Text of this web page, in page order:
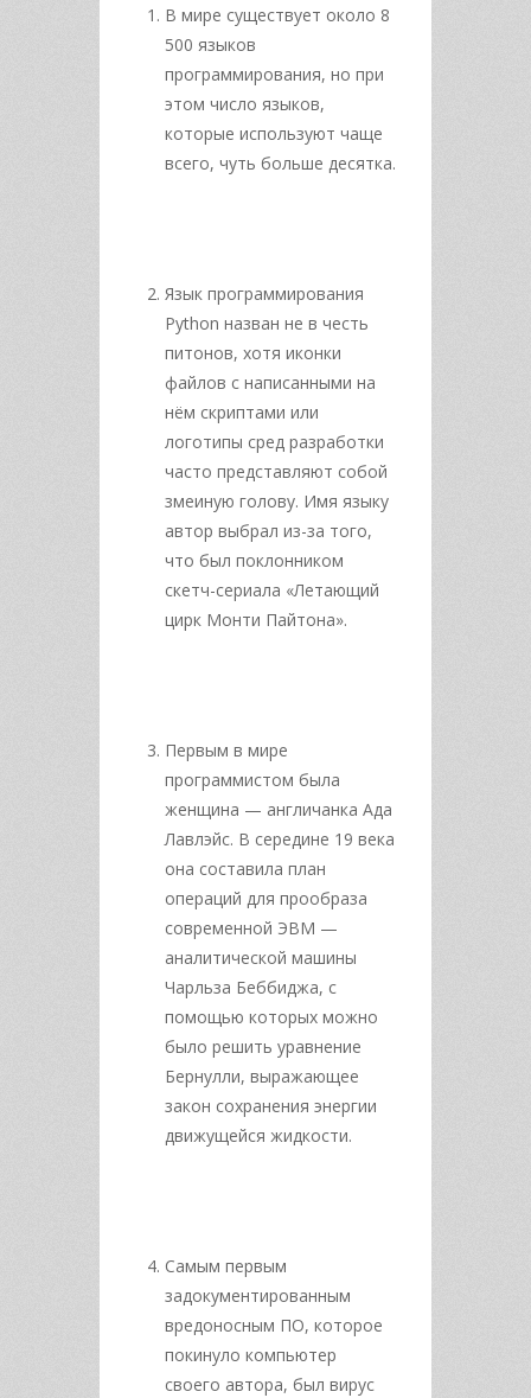
В мире существует около 8
500 языков
программирования, но при
этом число языков,
которые используют чаще
всего, чуть больше десятка.
Язык программирования
Python назван не в честь
питонов, хотя иконки
файлов с написанными на
нём скриптами или
логотипы сред разработки
часто представляют собой
змеиную голову. Имя языку
автор выбрал из-за того,
что был поклонником
скетч-сериала «Летающий
цирк Монти Пайтона».
Первым в мире
программистом была
женщина — англичанка Ада
Лавлэйс. В середине 19 века
она составила план
операций для прообраза
современной ЭВМ —
аналитической машины
Чарльза Беббиджа, с
помощью которых можно
было решить уравнение
Бернулли, выражающее
закон сохранения энергии
движущейся жидкости.
Самым первым
задокументированным
вредоносным ПО, которое
покинуло компьютер
своего автора, был вирус